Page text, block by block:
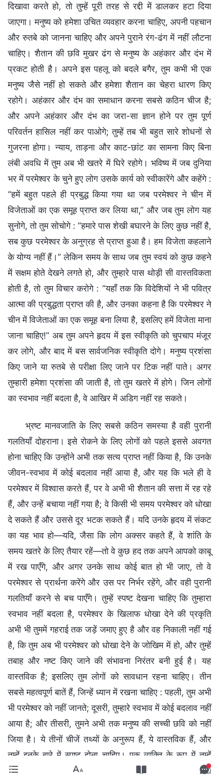
दिखावा करते हो, तो तुम्हें पूरी तरह से रद्दी में डालकर हटा दिया
जाएगा। मनुष्य को हमेशा उचित व्यवहार करना चाहिए, अपनी पहचान
और रुतबे को जानना चाहिए और अपने पुराने रंग-ढंग में नहीं लौटना
चाहिए। शैतान की छवि मुखर ढंग से मनुष्य के अहंकार और दंभ में
प्रकट होती है। अपने इस पहलू को बदले बगैर, तुम कभी भी एक
मनुष्य जैसे नहीं हो सकते और हमेशा शैतान का चेहरा धारण किए
रहोगे। अहंकार और दंभ का समाधान करना सबसे कठिन चीज है;
और अपने अहंकार और दंभ का जरा-सा ज्ञान होने पर तुम पूर्ण
परिवर्तन हासिल नहीं कर पाओगे; तुम्हें तब भी बहुत सारे शोधनों से
गुजरना होगा। न्याय, ताड़ना और काट-छांट का सामना किए बिना
लंबी अवधि में तुम अब भी खतरे में घिरे रहोगे। भविष्य में जब दुनिया
भर में परमेश्वर के चुने हुए लोग उसके कार्य को स्वीकारेंगे और कहेंगे :
“हमें बहुत पहले ही प्रबुद्ध किया गया था जब परमेश्वर ने चीन में
विजेताओं का एक समूह प्राप्त कर लिया था,” और जब तुम लोग यह
सुनोगे, तो तुम सोचोगे : “हमारे पास शेखी बघारने के लिए कुछ नहीं है,
सब कुछ परमेश्वर के अनुग्रह से प्राप्त हुआ है। हम विजेता कहलाने
के योग्य नहीं हैं।” लेकिन समय के साथ जब तुम स्वयं को कुछ कहने
में सक्षम होते देखने लगते हो, और तुम्हारे पास थोड़ी सी वास्तविकता
होती है, तो तुम विचार करोगे : “यहाँ तक कि विदेशियों ने भी पवित्र
आत्मा की प्रबुद्धता प्राप्त की है, और उनका कहना है कि परमेश्वर ने
चीन में विजेताओं का एक समूह बना लिया है, इसलिए हमें विजेता माना
जाना चाहिए!” अब तुम अपने हृदय में इस स्वीकृति को चुपचाप मंजूर
कर लोगे, और बाद में बस सार्वजनिक स्वीकृति दोगे। मनुष्य प्रशंसा
किए जाने या रुतबे से परीक्षा लिए जाने पर टिक नहीं पाते। अगर
तुम्हारी हमेशा प्रशंसा की जाती है, तो तुम खतरे में होगे। जिन लोगों
का स्वभाव नहीं बदला है, वे आखिर में अडिग नहीं रह सकते।
भ्रष्ट मानवजाति के लिए सबसे कठिन समस्या है वही पुरानी
गलतियाँ दोहराना। इसे रोकने के लिए लोगों को पहले इससे अवगत
होना चाहिए कि उन्होंने अभी तक सत्य प्राप्त नहीं किया है, कि उनके
जीवन-स्वभाव में कोई बदलाव नहीं आया है, और यह कि भले ही वे
परमेश्वर में विश्वास करते हैं, पर वे अभी भी शैतान की सत्ता में रह रहे
हैं, और उन्हें बचाया नहीं गया है; वे किसी भी समय परमेश्वर को धोखा
दे सकते हैं और उससे दूर भटक सकते हैं। यदि उनके हृदय में संकट
का यह भाव हो—यदि, जैसा कि लोग अक्सर कहते हैं, वे शांति के
समय खतरे के लिए तैयार रहें—तो वे कुछ हद तक अपने आपको काबू
में रख पाएँगे, और अगर उनके साथ कोई बात हो भी जाए, तो वे
परमेश्वर से प्रार्थना करेंगे और उस पर निर्भर रहेंगे, और वही पुरानी
गलतियाँ करने से बच पाएँगे। तुम्हें स्पष्ट देखना चाहिए कि तुम्हारा
स्वभाव नहीं बदला है, परमेश्वर के खिलाफ धोखा देने की प्रकृति
अभी भी तुममें गहराई तक जड़ें जमाए हुए है और वह निकाली नहीं गई
है, कि तुम अब भी परमेश्वर को धोखा देने के जोखिम में हो, और तुम्हें
तबाह और नष्ट किए जाने की संभावना निरंतर बनी हुई है। यह
वास्तविक है; इसलिए तुम लोगों को सावधान रहना चाहिए। तीन
सबसे महत्वपूर्ण बातें हैं, जिन्हें ध्यान में रखना चाहिए : पहली, तुम अभी
भी परमेश्वर को नहीं जानते; दूसरी, तुम्हारे स्वभाव में कोई बदलाव नहीं
आया है; और तीसरी, तुमने अभी तक मनुष्य की सच्ची छवि को नहीं
जिया है। ये तीनों चीजें तथ्यों के अनुरूप हैं, ये वास्तविक हैं, और
तुम्हें इनके बारे में स्पष्ट होना चाहिए। एक व्यक्ति के रूप में तुम्हें
आत्म-जागरूक होना चाहिए। यदि तुममें इस समस्या को ठीक करने